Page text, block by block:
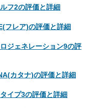
フ2の評価と詳細
フレア)の評価と詳細
ジェネレーション9の評
カタナ)の評価と詳細
イプ3の評価と詳細